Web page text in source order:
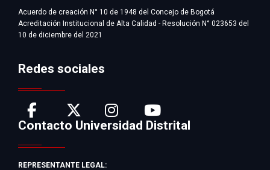
Acuerdo de creación N° 10 de 1948 del Concejo de Bogotá
Acreditación Institucional de Alta Calidad - Resolución N° 023653 del
10 de diciembre del 2021
Redes sociales
Contacto Universidad Distrital
REPRESENTANTE LEGAL: